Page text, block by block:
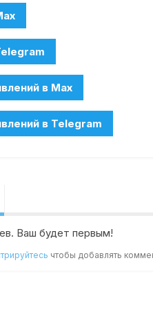
Ваш будет первым!
чтобы добавлять